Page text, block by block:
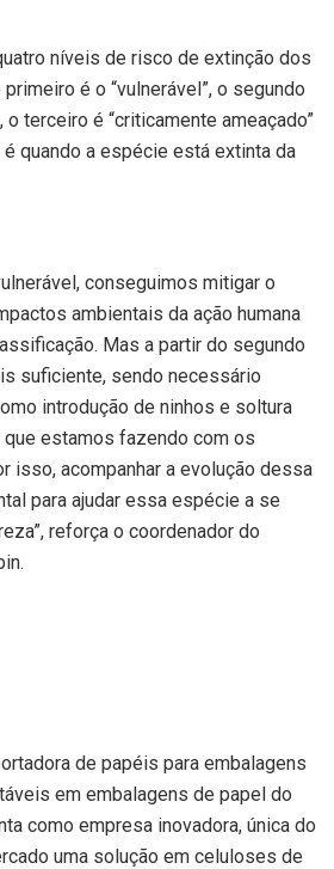
níveis de risco de extinção dos
é o “vulnerável”, o segundo
o terceiro é “criticamente ameaçado”
quando a espécie está extinta da
conseguimos mitigar o
ambientais da ação humana
Mas a partir do segundo
suficiente, sendo necessário
introdução de ninhos e soltura
estamos fazendo com os
isso, acompanhar a evolução dessa
para ajudar essa espécie a se
reforça o coordenador do
de papéis para embalagens
em embalagens de papel do
como empresa inovadora, única do
uma solução em celuloses de